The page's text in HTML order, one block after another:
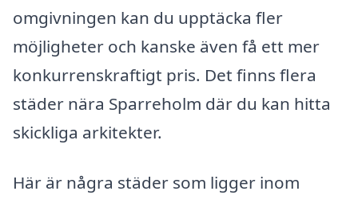
omgivningen kan du upptäcka fler
möjligheter och kanske även få ett mer
konkurrenskraftigt pris. Det finns flera
städer nära Sparreholm där du kan hitta
skickliga arkitekter.
Här är några städer som ligger inom